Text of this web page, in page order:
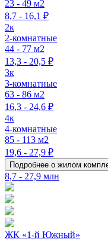
23 - 49 м2
8,7 - 16,1 ₽
2к
2-комнатные
44 - 77 м2
13,3 - 20,5 ₽
3к
3-комнатные
63 - 86 м2
16,3 - 24,6 ₽
4к
4-комнатные
85 - 113 м2
19,6 - 27,9 ₽
Подробнее о жилом
8,7 - 27,9 млн
ЖК «1-й Южный»